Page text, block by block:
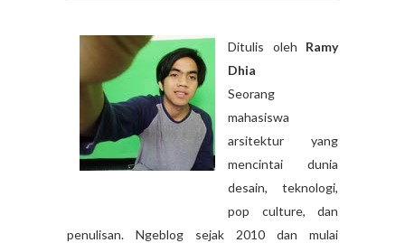
Ditulis oleh Ramy
Dhia
Seorang
mahasiswa
arsitektur yang
mencintai dunia
desain, teknologi,
pop culture, dan
penulisan. Ngeblog sejak 2010 dan mulai